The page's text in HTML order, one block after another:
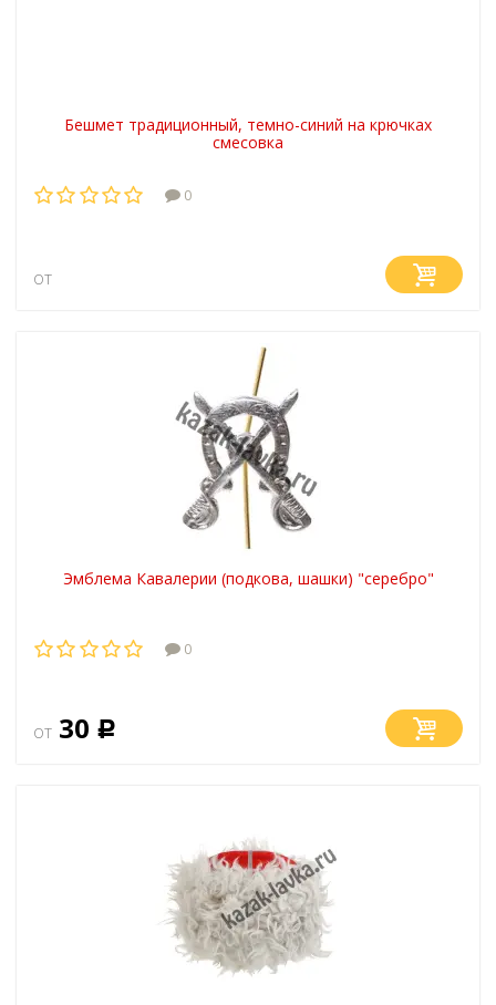
Бешмет традиционный, темно-синий на крючках
смесовка
0
от
Эмблема Кавалерии (подкова, шашки) "серебро"
0
от 30 Р